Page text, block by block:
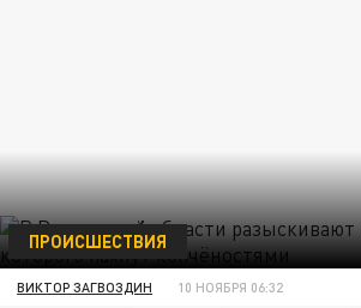
ПРОИСШЕСТВИЯ
ВИКТОР ЗАГВОЗДИН 10 НОЯБРЯ 06:32